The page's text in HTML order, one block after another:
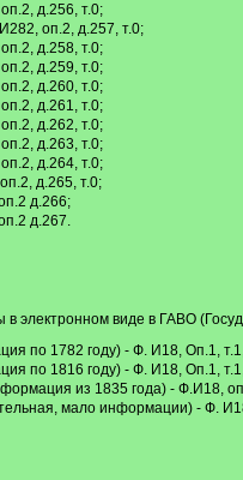
д.256, т.0;
оп.2, д.257, т.0;
д.258, т.0;
д.259, т.0;
д.260, т.0;
д.261, т.0;
д.262, т.0;
д.263, т.0;
д.264, т.0;
д.265, т.0;
д.266;
д.267.
в электронном виде в ГАВО
по 1782 году) - Ф. И18, Оп.1,
по 1816 году) - Ф. И18, Оп.1,
из 1835 года) - Ф.И18,
мало информации) - Ф.